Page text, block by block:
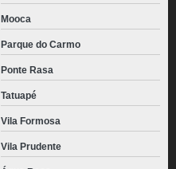
Mooca
Parque do Carmo
Ponte Rasa
Tatuapé
Vila Formosa
Vila Prudente